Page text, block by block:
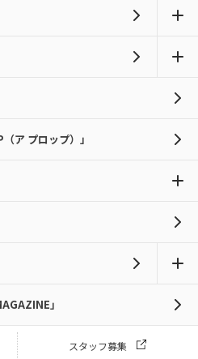
ア プロップ）」
」
スタッフ募集